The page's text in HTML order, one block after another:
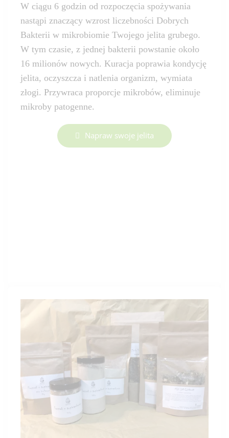
W ciągu 6 godzin od rozpoczęcia spożywania
nastąpi znaczący wzrost liczebności Dobrych
Bakterii w mikrobiomie Twojego jelita grubego.
W tym czasie, z jednej bakterii powstanie około
16 milionów nowych. Kuracja poprawia kondycję
jelita, oczyszcza i natlenia organizm, wymiata
złogi. Przywraca proporcje mikrobów, eliminuje
mikroby patogenne.
Napraw swoje jelita